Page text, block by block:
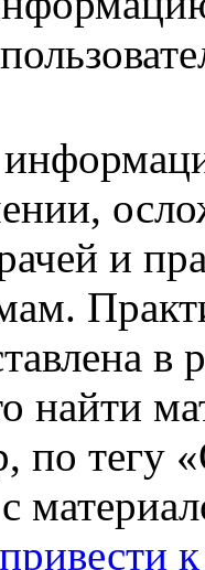
и
в
найти
по тегу